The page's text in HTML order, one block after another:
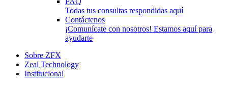
Todas tus consultas respondidas aquí
Contáctenos
¡Comunícate con nosotros! Estamos aquí para
ayudarte
Sobre ZFX
Zeal Technology
Institucional